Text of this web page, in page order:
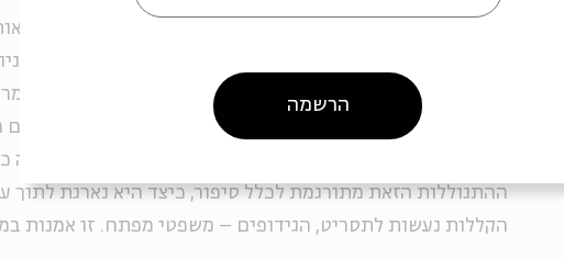
האינטרנט שינה את העולם לרעה: האוטופיה שלא נהפכה
של קשת חושפת את היחס העקרוני של "האח הגדול", ושל
לשסעים השונים בחברה הישראלית: הם כחומר ביד היוצר,
מורכבת עלילת התוכנית. משום שלא די בכך שאחד המשתתפים
משתתפת אחרת בצורה דוחה: תצטרכו לצפות בתוכנית המלאה
ההתגוללות הזאת מתורגמת לכלל סיפור, כיצד היא נארגת לתוך
הקללות נעשות לתסריט, הגידופים – משפטי מפתח. זו אמנות
הרשמה